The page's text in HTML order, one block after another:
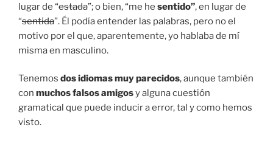
lugar de “estada”; o bien, “me he sentido”, en lugar de
“sentida”. Él podía entender las palabras, pero no el
motivo por el que, aparentemente, yo hablaba de mí
misma en masculino.
Tenemos dos idiomas muy parecidos, aunque también
con muchos falsos amigosy alguna cuestión
gramatical que puede inducir a error, tal y como hemos
visto.